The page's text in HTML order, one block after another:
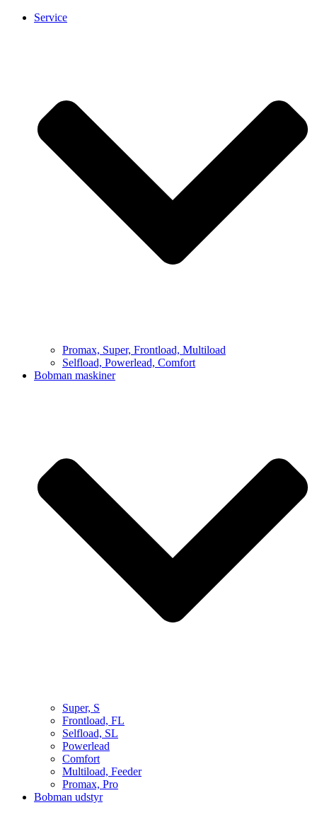
Service
Promax, Super, Frontload, Multiload
Selfload, Powerlead, Comfort
Bobman maskiner
Super, S
Frontload, FL
Selfload, SL
Powerlead
Comfort
Multiload, Feeder
Promax, Pro
Bobman udstyr